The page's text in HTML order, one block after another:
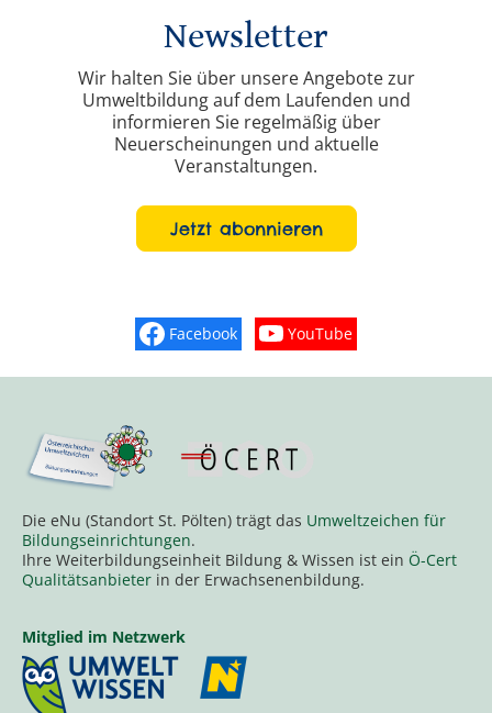
Newsletter
Wir halten Sie über unsere Angebote zur
Umweltbildung auf dem Laufenden und
informieren Sie regelmäßig über
Neuerscheinungen und aktuelle
Veranstaltungen.
Jetzt abonnieren
Finden Sie „So schmeckt
Facebook Sehen Sie mehr
YouTube
Die eNu (Standort St. Pölten) trägt das Umweltzeichen für
Bildungseinrichtungen.
Ihre Weiterbildungseinheit Bildung & Wissen ist ein Ö-Cert
Qualitätsanbieter in der Erwachsenenbildung.
Mitglied im Netzwerk